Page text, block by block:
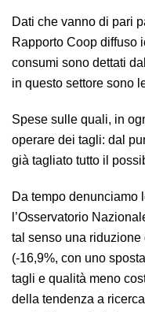
Dati che vanno di pari
Rapporto Coop diffuso
consumi sono dettati
in questo settore sono
Spese sulle quali, in
operare dei tagli: dal
già tagliato tutto il
Da tempo denunciamo
l’Osservatorio
tal senso una
(-16,9%, con uno
tagli e qualità meno
della tendenza a